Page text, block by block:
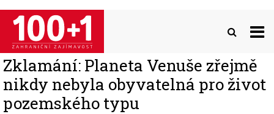
Přejít
hlavnímu
obsahu
Zklamání: Planeta Venuše zřejmě
nikdy nebyla obyvatelná pro život
pozemského typu